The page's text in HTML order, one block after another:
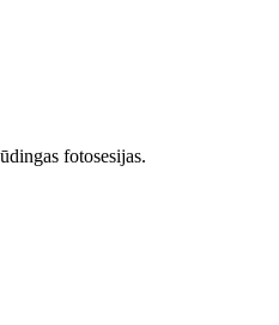
fotosesijas.